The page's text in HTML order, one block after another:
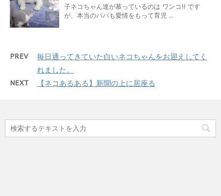
子ネコちゃん達が慕っているのは ワンコ!! です
が、本当のパパも愛情をもって育児 ...
PREV
毎日通ってきていた白いネコちゃんをお迎えしてく
れました。
NEXT 【ネコあるある】新聞の上に居座る